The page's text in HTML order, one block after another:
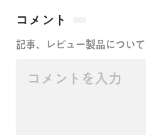
コメント
記事、レビュー製品につい